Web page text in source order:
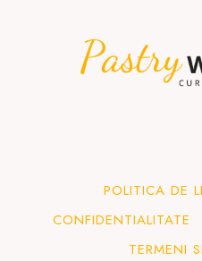
POLITICA DE
CONFIDENTIALITATE
TERMENI